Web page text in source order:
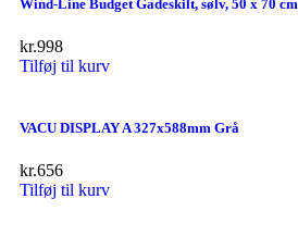
Wind-Line Budget Gadeskilt, sølv, 50 x 70 cm
kr.998
Tilføj til kurv
VACU DISPLAY A 327x588mm Grå
kr.656
Tilføj til kurv